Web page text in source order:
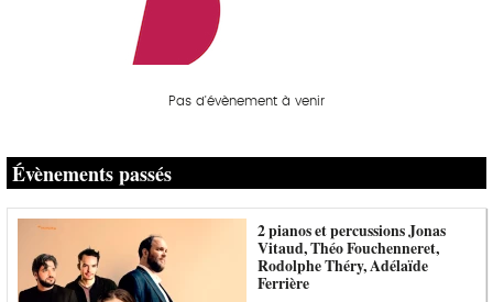
Pas d'évènement à venir
Évènements passés
2 pianos et percussions Jonas
Vitaud, Théo Fouchenneret,
Rodolphe Théry, Adélaïde
Ferrière